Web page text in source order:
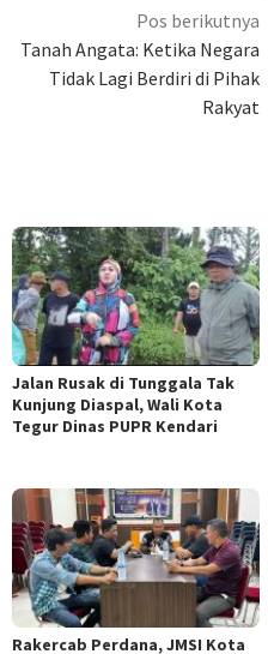
Pos berikutnya
Tanah Angata: Ketika Negara
Tidak Lagi Berdiri di Pihak
Rakyat
Jalan Rusak di Tunggala Tak
Kunjung Diaspal, Wali Kota
Tegur Dinas PUPR Kendari
Rakercab Perdana, JMSI Kota